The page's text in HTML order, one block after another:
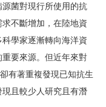
菌對現行所使用的抗
不斷增加，在陸地資
學家逐漸轉向海洋資
要來源。但近年來對
有著重複發現已知抗生
且較少人研究且有潛